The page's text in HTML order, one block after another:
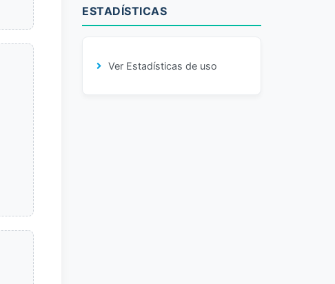
ESTADÍSTICAS
Ver Estadísticas de uso